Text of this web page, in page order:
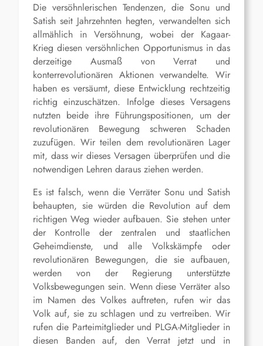
Die versöhnlerischen Tendenzen, die Sonu und
Satish seit Jahrzehnten hegten, verwandelten sich
allmählich in Versöhnung, wobei der Kagaar-
Krieg diesen versöhnlichen Opportunismus in das
derzeitige Ausmaß von Verrat und
konterrevolutionären Aktionen verwandelte. Wir
haben es versäumt, diese Entwicklung rechtzeitig
richtig einzuschätzen. Infolge dieses Versagens
nutzten beide ihre Führungspositionen, um der
revolutionären Bewegung schweren Schaden
zuzufügen. Wir teilen dem revolutionären Lager
mit, dass wir dieses Versagen überprüfen und die
notwendigen Lehren daraus ziehen werden.
Es ist falsch, wenn die Verräter Sonu und Satish
behaupten, sie würden die Revolution auf dem
richtigen Weg wieder aufbauen. Sie stehen unter
der Kontrolle der zentralen und staatlichen
Geheimdienste, und alle Volkskämpfe oder
revolutionären Bewegungen, die sie aufbauen,
werden von der Regierung unterstützte
Volksbewegungen sein. Wenn diese Verräter also
im Namen des Volkes auftreten, rufen wir das
Volk auf, sie zu schlagen und zu vertreiben. Wir
rufen die Parteimitglieder und PLGA-Mitglieder in
diesen Banden auf, den Verrat jetzt und in